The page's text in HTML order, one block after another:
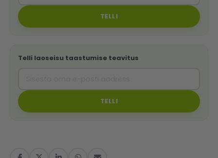
TELLI
Telli laoseisu taastumise teavitus
TELLI